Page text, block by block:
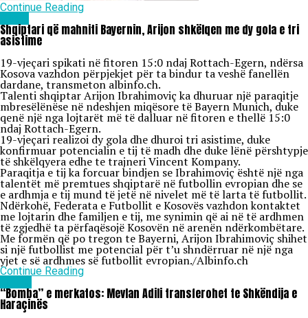
Continue Reading
Shqiptari që mahniti Bayernin, Arijon shkëlqen me dy gola e tri
asistime
19-vjeçari spikati në fitoren 15:0 ndaj Rottach-Egern, ndërsa
Kosova vazhdon përpjekjet për ta bindur ta veshë fanellën
dardane, transmeton albinfo.ch.
Talenti shqiptar Arijon Ibrahimoviç ka dhuruar një paraqitje
mbresëlënëse në ndeshjen miqësore të Bayern Munich, duke
qenë një nga lojtarët më të dalluar në fitoren e thellë 15:0
ndaj Rottach-Egern.
19-vjeçari realizoi dy gola dhe dhuroi tri asistime, duke
konfirmuar potencialin e tij të madh dhe duke lënë përshtypje
të shkëlqyera edhe te trajneri Vincent Kompany.
Paraqitja e tij ka forcuar bindjen se Ibrahimoviç është një nga
talentët më premtues shqiptarë në futbollin evropian dhe se
e ardhmja e tij mund të jetë në nivelet më të larta të futbollit.
Ndërkohë, Federata e Futbollit e Kosovës vazhdon kontaktet
me lojtarin dhe familjen e tij, me synimin që ai në të ardhmen
të zgjedhë ta përfaqësojë Kosovën në arenën ndërkombëtare.
Me formën që po tregon te Bayerni, Arijon Ibrahimoviç shihet
si një futbollist me potencial për t’u shndërruar në një nga
yjet e së ardhmes së futbollit evropian./Albinfo.ch
Continue Reading
“Bomba” e merkatos: Mevlan Adili transferohet te Shkëndija e
Haraçinës